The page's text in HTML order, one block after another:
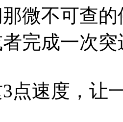
微不可查
完成一次突
点速度，让